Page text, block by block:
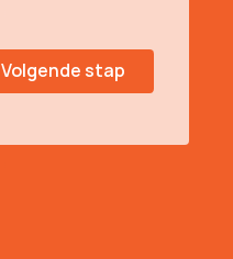
Volgende stap